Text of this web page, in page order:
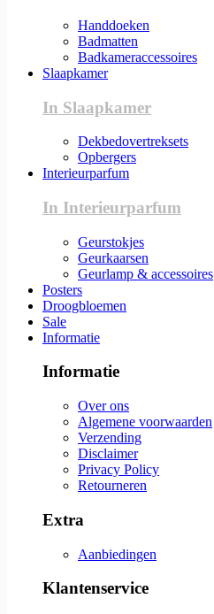
Handdoeken
Badmatten
Badkameraccessoires
Slaapkamer
In Slaapkamer
Dekbedovertreksets
Opbergers
Interieurparfum
In Interieurparfum
Geurstokjes
Geurkaarsen
Geurlamp & accessoires
Posters
Droogbloemen
Sale
Informatie
Informatie
Over ons
Algemene voorwaarden
Verzending
Disclaimer
Privacy Policy
Retourneren
Extra
Aanbiedingen
Klantenservice